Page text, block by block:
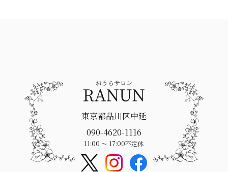
東京都品川区中延
090-4620-1116
11:00 〜 17:00不定休